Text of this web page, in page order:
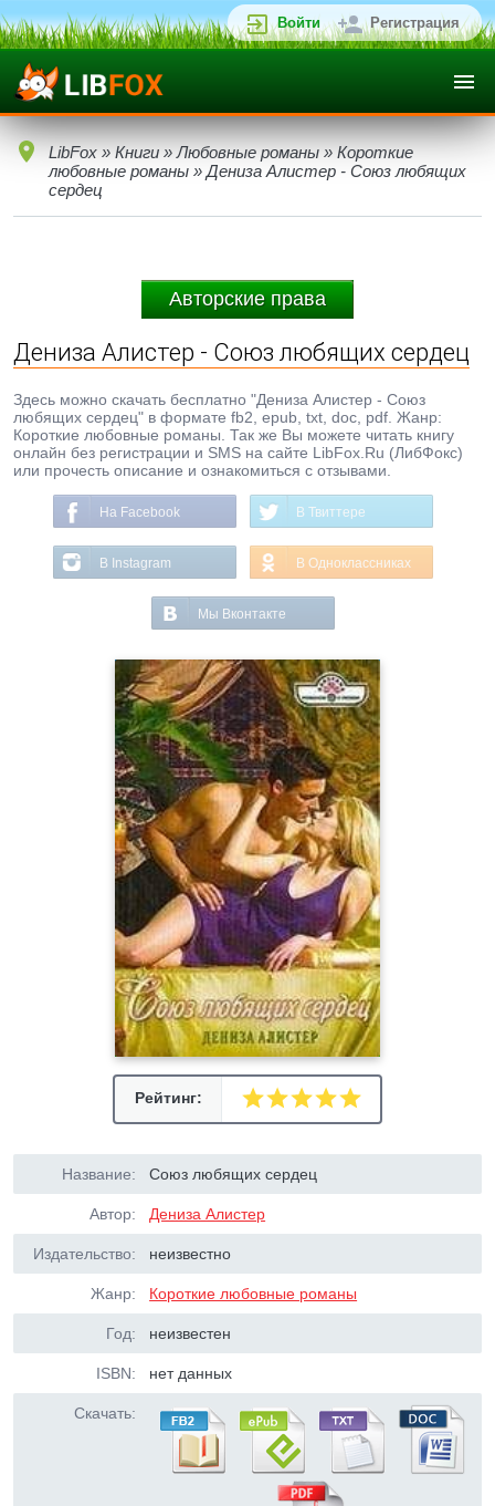
Войти Регистрация
LibFox » Книги » Любовные романы » Короткие
любовные романы » Дениза Алистер - Союз любящих
сердец
Авторские права
Дениза Алистер - Союз любящих сердец
Здесь можно скачать бесплатно "Дениза Алистер - Союз
любящих сердец" в формате fb2, epub, txt, doc, pdf. Жанр:
Короткие любовные романы. Так же Вы можете читать книгу
онлайн без регистрации и SMS на сайте LibFox.Ru (ЛибФокс)
или прочесть описание и ознакомиться с отзывами.
На Facebook В Твиттере
В Instagram В Одноклассниках
Мы Вконтакте
Рейтинг:
Название: Союз любящих сердец
Автор: Дениза Алистер
Издательство: неизвестно
Жанр: Короткие любовные романы
Год: неизвестен
ISBN: нет данных
Скачать: